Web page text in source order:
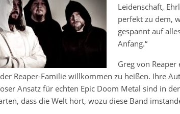
Leidenschaft,
perfekt zu dem,
gespannt auf
Anfang.“
Greg von Reaper
der Reaper-Familie willkommen zu heißen. Ihre
Ansatz für echten Epic Doom Metal sind in
dass die Welt hört, wozu diese Band